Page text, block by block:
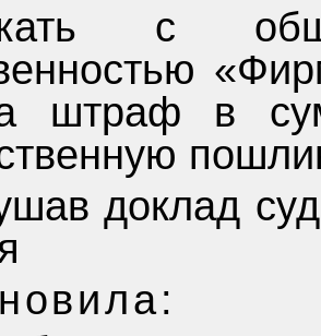
с
штраф в
доклад